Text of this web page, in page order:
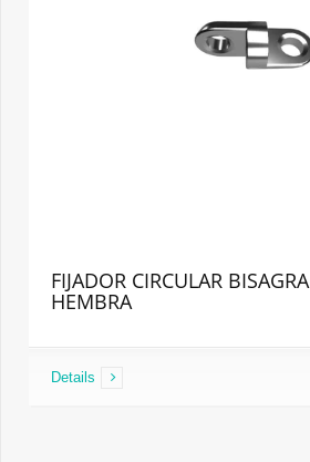
FIJADOR CIRCULAR
HEMBRA
Details